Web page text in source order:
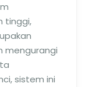
tinggi,
mengurangi
sistem ini